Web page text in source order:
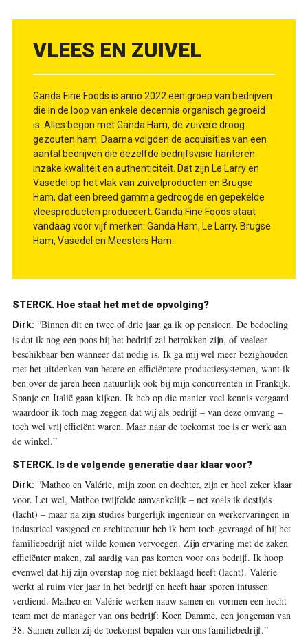
VLEES EN ZUIVEL
Ganda Fine Foods is anno 2022 een groep van bedrijven
die in de loop van enkele decennia organisch gegroeid
is. Alles begon met Ganda Ham, de zuivere droog
gezouten ham. Daarna volgden de acquisities van een
aantal bedrijven die dezelfde bedrijfsvisie hanteren
inzake kwaliteit en authenticiteit. Dat zijn Le Larry en
Vasedel op het vlak van zuivelproducten en Brugse
Ham, dat een breed gamma gedroogde en gepekelde
vleesproducten produceert. Ganda Fine Foods staat
vandaag voor vijf merken: Ganda Ham, Le Larry, Brugse
Ham, Vasedel en Meesters Ham.
STERCK. Hoe staat het met de opvolging?
Dirk: “Binnen dit en twee of drie jaar ga ik op pensioen. De bedoeling
is dat ik nog een poos bij het bedrijf zal betrokken zijn, of veeleer
beschikbaar ben wanneer dat nodig is. Ik ga mij wel meer bezighouden
met het uitdenken van betere en efficiëntere productiesystemen, want ik
ben over de jaren heen natuurlijk ook bij mijn concurrenten in Frankijk,
Spanje en Italië gaan kijken. Ik heb op die manier veel kennis vergaard
waardoor ik toch mag zeggen dat wij als bedrijf – van deze omvang –
toch wel vrij efficiënt waren. Maar naar de toekomst toe is er werk aan
de winkel.”
STERCK. Is de volgende generatie daar klaar voor?
Dirk: “Matheo en Valérie, mijn zoon en dochter, zijn er heel zeker klaar
voor. Let wel, Matheo twijfelde aanvankelijk – net zoals ik destijds
(lacht) – maar na zijn studies burgerlijk ingenieur en werkervaringen in
industrieel vastgoed en architectuur heb ik hem toch gevraagd of hij het
familiebedrijf niet wilde komen vervoegen. Zijn ervaring met de zaken
efficiënter maken, zal aardig van pas komen voor ons bedrijf. Ik hoop
evenwel dat hij zijn overstap nog niet beklaagd heeft (lacht). Valérie
werkt al ruim vier jaar in het bedrijf en heeft haar sporen intussen
verdiend. Matheo en Valérie werken nauw samen en vormen een hecht
team met de manager van ons bedrijf: Koen Damme, een jongeman van
38. Samen zullen zij de toekomst bepalen van ons familiebedrijf.”